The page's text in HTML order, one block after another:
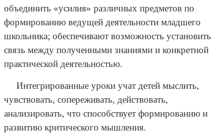
объединить «усилия» различных предметов по
формированию ведущей деятельности младшего
школьника; обеспечивают возможность установить
связь между полученными знаниями и конкретной
практической деятельностью.
Интегрированные уроки учат детей мыслить,
чувствовать, сопереживать, действовать,
анализировать, что способствует формированию и
развитию критического мышления.